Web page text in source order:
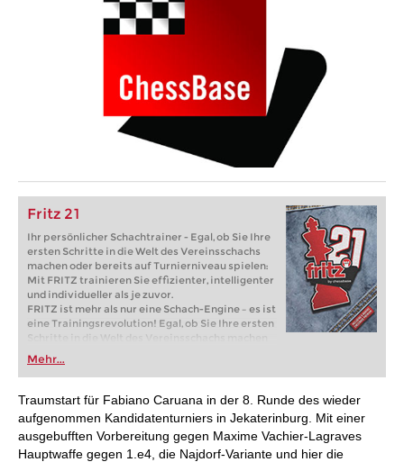
Fritz 21
Ihr persönlicher Schachtrainer - Egal, ob Sie Ihre
ersten Schritte in die Welt des Vereinsschachs
machen oder bereits auf Turnierniveau spielen:
Mit FRITZ trainieren Sie effizienter, intelligenter
und individueller als je zuvor.
FRITZ ist mehr als nur eine Schach-Engine – es ist
eine Trainingsrevolution! Egal, ob Sie Ihre ersten
Schritte in die Welt des Vereinsschachs machen
oder bereits auf Turnierniveau spielen: Mit
FRITZ trainieren Sie effizienter, intelligenter und
individueller als je zuvor.
Mehr...
Traumstart für Fabiano Caruana in der 8. Runde des wieder
aufgenommen Kandidatenturniers in Jekaterinburg. Mit einer
ausgebufften Vorbereitung gegen Maxime Vachier-Lagraves
Hauptwaffe gegen 1.e4, die Najdorf-Variante und hier die